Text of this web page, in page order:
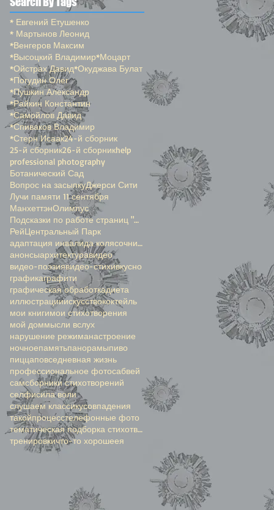
* Евгений Етушенко
* Мартынов Леонид
*Венгеров Максим
*Высоцкий Владимир*Моцарт
*Ойстрах Давид*Окуджава Булат
*Погудин Олег
*Пушкин Александр
*Райкин Константин
*Самойлов Давид
*Спиваков Владимир
*Стерн Исаак24-й сборник
25-й сборник26-й сборникhelp
professional photography
Ботанический Сад
Вопрос на засыпкуДжерси Сити
Лучи памяти 11 сентября
МанхеттэнОлимпус
Подсказки по работе страниц "Окенами"
РейЦентральный Парк
адаптация инвалида колясочника
анонсыархитектуравидео
видео-поэзиявидео-стихивкусно
графикаграфити
графическая обработкадиета
иллюстрацииискусствококтейль
мои книгимои стихотворения
мой доммысли вслух
нарушение режиманастроение
ночноепамятьпанорамыпиво
пиццаповседневная жизнь
профессиональное фотосабвей
самсборники стихотворений
селфисила воли
слушаем классикусовпадения
такойпроцесстелефонные фото
тематическая подборка стихотворений
тренировкичто-то хорошеея